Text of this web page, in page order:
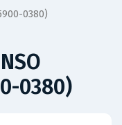
0380)
0380)